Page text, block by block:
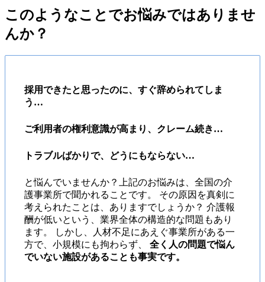
このようなことでお悩みではありませ
んか？
採用できたと思ったのに、すぐ辞められてしま
う…
ご利用者の権利意識が高まり、クレーム続き…
トラブルばかりで、どうにもならない…
と悩んでいませんか？上記のお悩みは、全国の介
護事業所で聞かれることです。 その原因を真剣に
考えられたことは、ありますでしょうか？ 介護報
酬が低いという、業界全体の構造的な問題もあり
ます。 しかし、人材不足にあえぐ事業所がある一
方で、小規模にも拘わらず、 全く人の問題で悩ん
でいない施設があることも事実です。